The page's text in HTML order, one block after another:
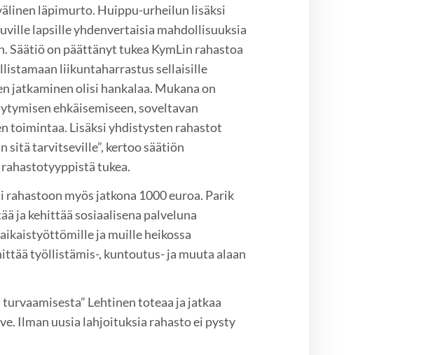
läpimurto. Huippu-urheilun lisäksi
lapsille yhdenvertaisia mahdollisuuksia
Säätiö on päättänyt tukea KymLin rahastoa
liikuntaharrastus sellaisille
jatkaminen olisi hankalaa. Mukana on
ehkäisemiseen, soveltavan
toimintaa. Lisäksi yhdistysten rahastot
sitä tarvitseville”, kertoo säätiön
tukea.
myös jatkona 1000 euroa. Parik
ja kehittää sosiaalisena palveluna
ja muille heikossa
työllistämis-, kuntoutus- ja muuta alaan
Lehtinen toteaa ja jatkaa
Ilman uusia lahjoituksia rahasto ei pysty